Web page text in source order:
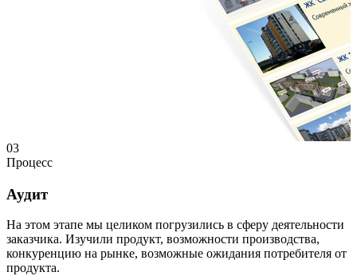
03
Процесс
Аудит
На этом этапе мы целиком погрузились в сферу деятельности
заказчика. Изучили продукт, возможности производства,
конкуренцию на рынке, возможные ожидания потребителя от
продукта.